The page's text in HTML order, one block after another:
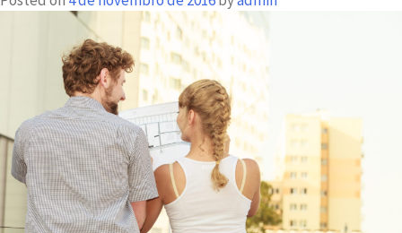
aquece
o
mercado
imobiliário